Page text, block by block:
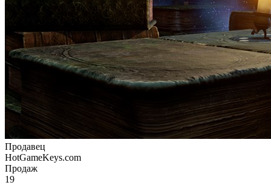
Продавец
HotGameKeys.com
Продаж
19